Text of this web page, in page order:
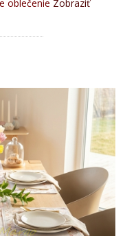
oblečenie Zobraziť